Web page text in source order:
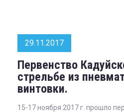
29.11.2017
Первенство
стрельбе из
винтовки.
15-17 ноября 2017 г. прошло